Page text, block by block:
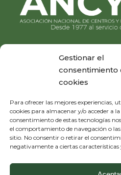
Gestionar el
consentimiento
cookies
Para ofrecer las mejores experiencias,
cookies para almacenar y/o acceder a
consentimiento de estas tecnologías
el comportamiento de navegación o
sitio. No consentir o retirar el
negativamente a ciertas características